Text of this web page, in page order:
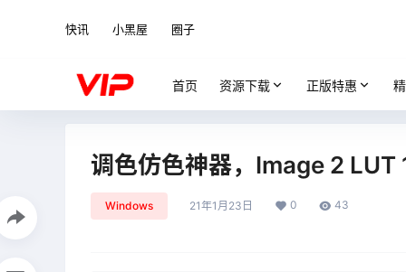
快讯 小黑屋 圈子
首页 资源下载 正版特惠
调色仿色神器，Image 2 LUT
Windows 21年1月23日 0 43